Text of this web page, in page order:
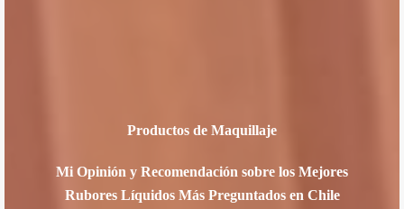
Productos de Maquillaje
​Mi Opinión y Recomendación sobre los Mejores
Rubores Líquidos Más Preguntados en Chile